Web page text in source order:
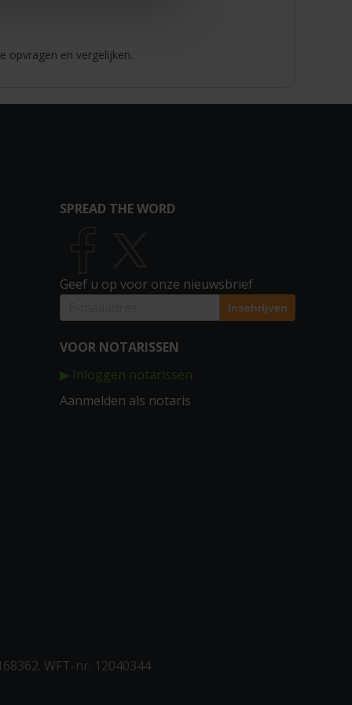
opvragen en vergelijken.
SPREAD THE WORD
Geef u op voor onze nieuwsbrief
VOOR NOTARISSEN
▶ Inloggen notarissen
Aanmelden als notaris
WFT-nr. 12040344